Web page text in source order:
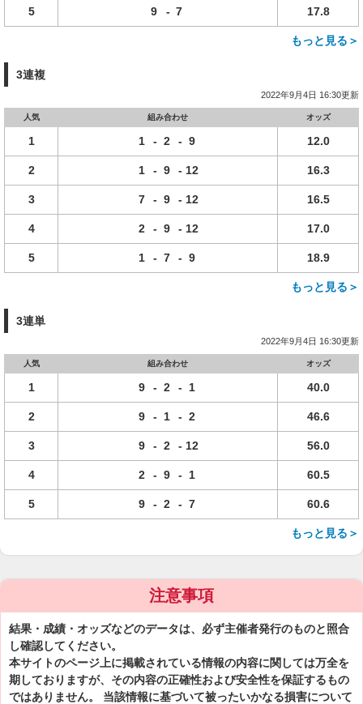
5 9 - 7 17.8
もっと見る＞
3連複
2022年9月4日 16:30更新
人気 組み合わせ オッズ
1 1 - 2 - 9 12.0
2 1 - 9 - 12 16.3
3 7 - 9 - 12 16.5
4 2 - 9 - 12 17.0
5 1 - 7 - 9 18.9
もっと見る＞
3連単
2022年9月4日 16:30更新
人気 組み合わせ オッズ
1 9 - 2 - 1 40.0
2 9 - 1 - 2 46.6
3 9 - 2 - 12 56.0
4 2 - 9 - 1 60.5
5 9 - 2 - 7 60.6
もっと見る＞
注意事項
結果・成績・オッズなどのデータは、必ず主催者発行のものと照合
し確認してください。
本サイトのページ上に掲載されている情報の内容に関しては万全を
期しておりますが、その内容の正確性および安全性を保証するもの
ではありません。 当該情報に基づいて被ったいかなる損害について